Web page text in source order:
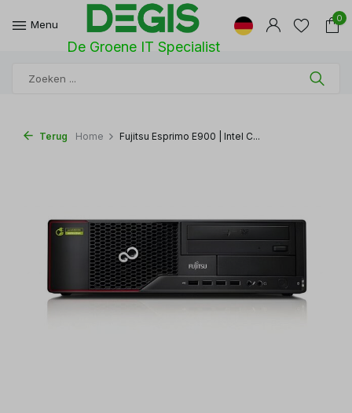
Menu
De Groene IT Specialist
0
Terug Home Fujitsu Esprimo E900 | Intel C...